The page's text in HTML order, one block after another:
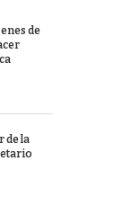
de
de la